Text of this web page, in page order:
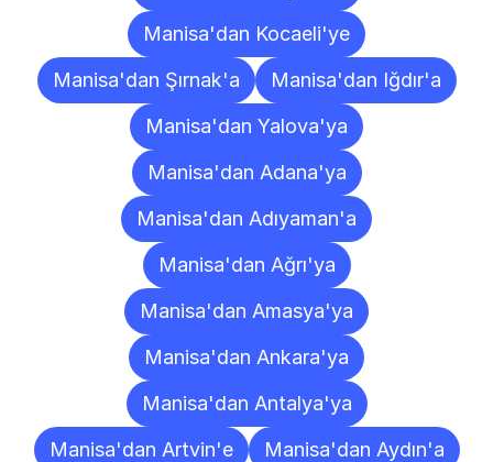
Manisa'dan Kocaeli'ye
Manisa'dan Şırnak'a
Manisa'dan Iğdır'a
Manisa'dan Yalova'ya
Manisa'dan Adana'ya
Manisa'dan Adıyaman'a
Manisa'dan Ağrı'ya
Manisa'dan Amasya'ya
Manisa'dan Ankara'ya
Manisa'dan Antalya'ya
Manisa'dan Artvin'e
Manisa'dan Aydın'a